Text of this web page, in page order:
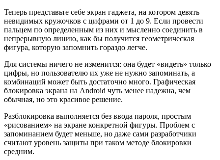
Теперь представьте себе экран гаджета, на котором девять
невидимых кружочков с цифрами от 1 до 9. Если провести
пальцем по определенным из них и мысленно соединить в
непрерывную линию, как бы получится геометрическая
фигура, которую запомнить гораздо легче.
Для системы ничего не изменится: она будет «видеть» только
цифры, но пользователю их уже не нужно запоминать, а
комбинаций может быть достаточно много. Графическая
блокировка экрана на Android чуть менее надежна, чем
обычная, но это красивое решение.
Разблокировка выполняется без ввода пароля, простым
«рисованием» на экране конкретной фигуры. Проблем с
запоминанием будет меньше, но даже сами разработчики
считают уровень защиты при таком методе блокировки
средним.